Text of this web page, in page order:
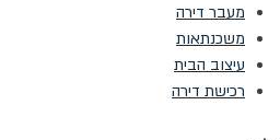
מעבר דירה
משכנתאות
עיצוב הבית
רכישת דירה